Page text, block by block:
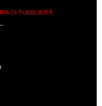
DI PUBBLICITÀ